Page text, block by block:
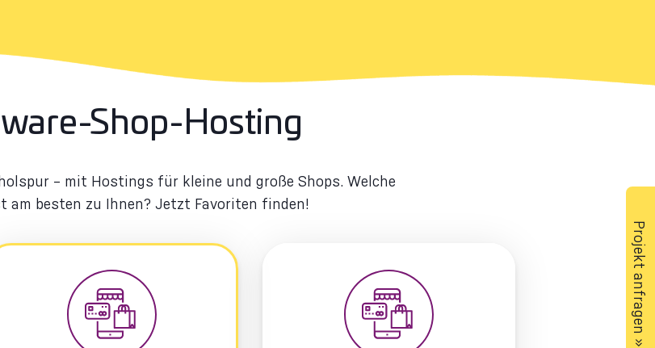
Projekt anfragen »
Shop-Hosting
– mit Hostings für kleine und große Shops. Welche
am besten zu Ihnen? Jetzt Favoriten finden!